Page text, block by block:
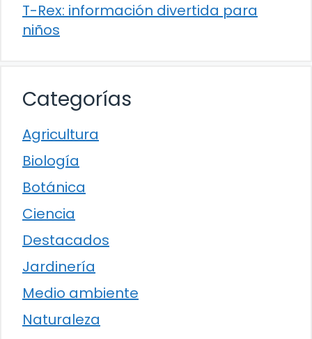
T-Rex: información divertida para
niños
Categorías
Agricultura
Biología
Botánica
Ciencia
Destacados
Jardinería
Medio ambiente
Naturaleza